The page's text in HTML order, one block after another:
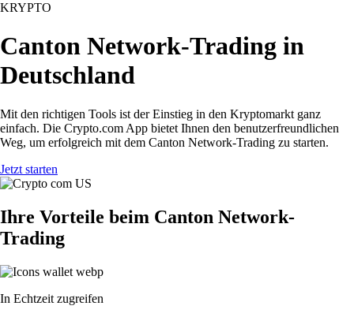
KRYPTO
Canton Network-Trading in
Deutschland
Mit den richtigen Tools ist der Einstieg in den Kryptomarkt ganz
einfach. Die Crypto.com App bietet Ihnen den benutzerfreundlichen
Weg, um erfolgreich mit dem Canton Network-Trading zu starten.
Jetzt starten
Ihre Vorteile beim Canton Network-
Trading
In Echtzeit zugreifen